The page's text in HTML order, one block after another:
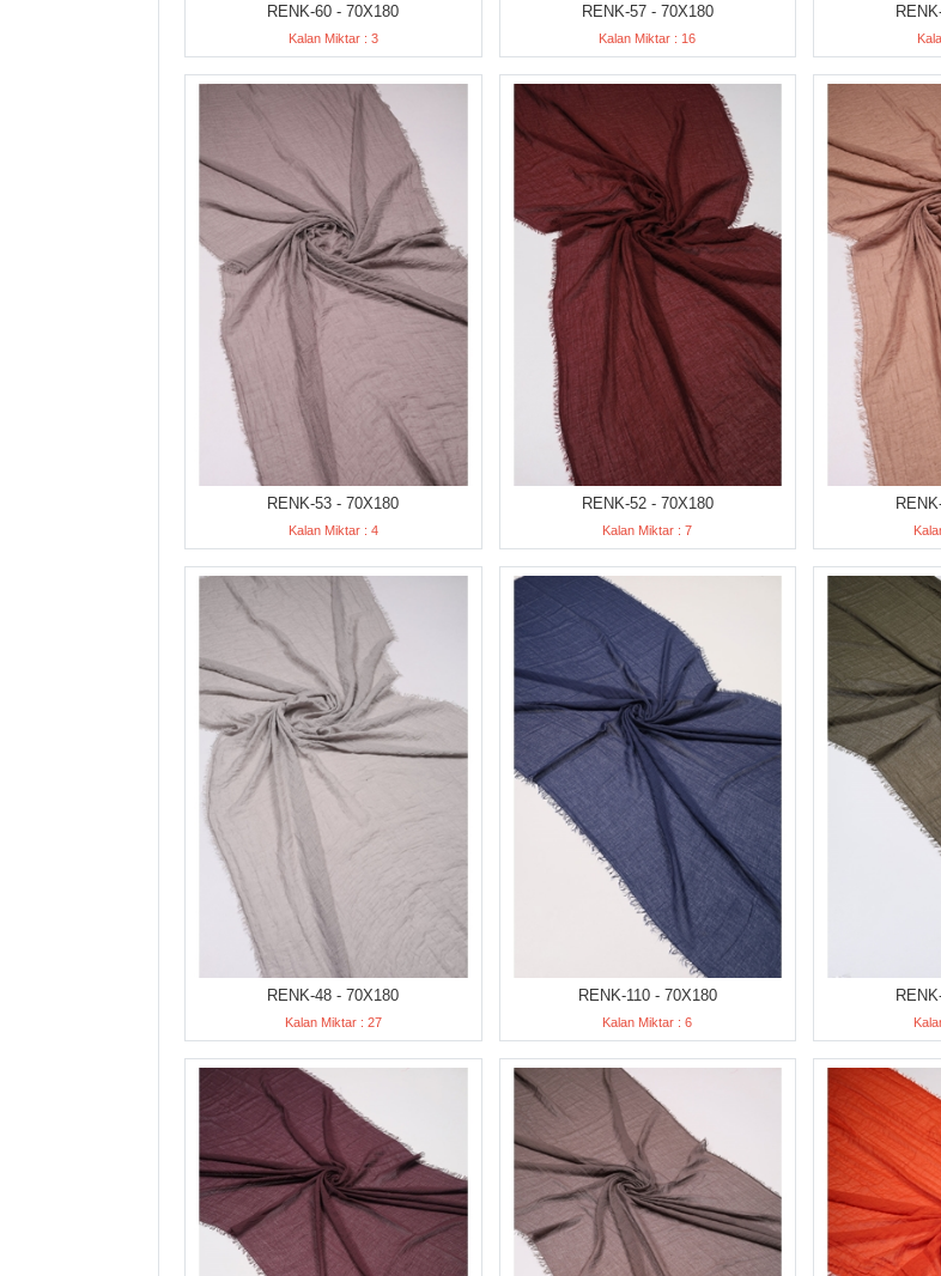
RENK-60 - 70X180
Kalan Miktar : 3
RENK-57 - 70X180
Kalan Miktar : 16
RENK-53 - 70X180
Kalan Miktar : 4
RENK-52 - 70X180
Kalan Miktar : 7
RENK-48 - 70X180
Kalan Miktar : 27
RENK-110 - 70X180
Kalan Miktar : 6